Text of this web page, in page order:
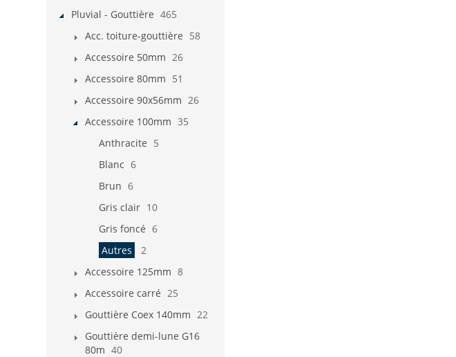
Pluvial - Gouttière 465
Acc. toiture-gouttière 58
Accessoire 50mm 26
Accessoire 80mm 51
Accessoire 90x56mm 26
Accessoire 100mm 35
Anthracite 5
Blanc 6
Brun 6
Gris clair 10
Gris foncé 6
Autres
2
Accessoire 125mm 8
Accessoire carré 25
Gouttière Coex 140mm 22
Gouttière demi-lune G16
80m 40